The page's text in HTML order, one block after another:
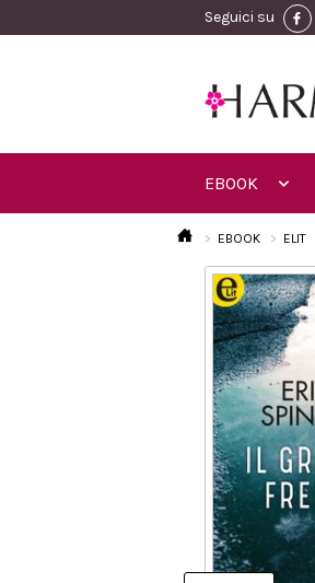
Seguici su
EBOOK
EBOOK ELIT